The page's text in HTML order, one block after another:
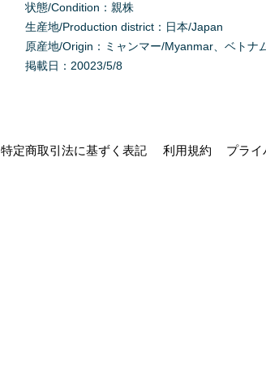
状態/Condition：親株
生産地/Production district：日本/Japan
原産地/Origin：ミャンマー/Myanmar、ベトナ
掲載日：20023/5/8
特定商取引法に基ずく表記 利用規約 プラ